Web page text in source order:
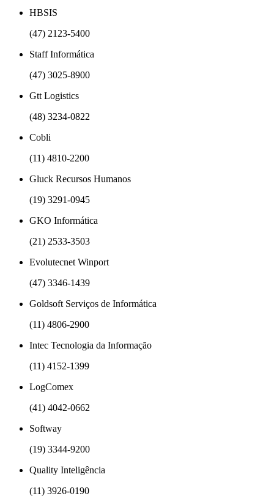
HBSIS
(47) 2123-5400
Staff Informática
(47) 3025-8900
Gtt Logistics
(48) 3234-0822
Cobli
(11) 4810-2200
Gluck Recursos Humanos
(19) 3291-0945
GKO Informática
(21) 2533-3503
Evolutecnet Winport
(47) 3346-1439
Goldsoft Serviços de Informática
(11) 4806-2900
Intec Tecnologia da Informação
(11) 4152-1399
LogComex
(41) 4042-0662
Softway
(19) 3344-9200
Quality Inteligência
(11) 3926-0190